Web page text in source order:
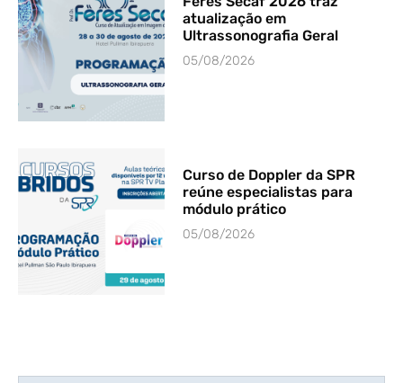
atualização em
Ultrassonografia Geral
05/08/2026
Curso de Doppler da SPR
reúne especialistas para
módulo prático
05/08/2026